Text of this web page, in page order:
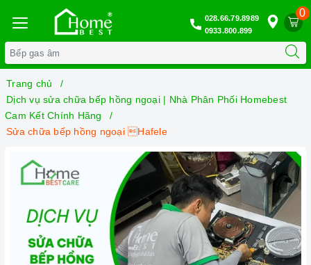
0
028.66.79.8989
0933.800.899
Trang chủ
Dịch vụ sửa chữa bếp hồng ngoại | Nhà Phân Phối Homebest
Cam Kết Chính Hãng
Sửa chữa bếp hồng ngoại Hafele